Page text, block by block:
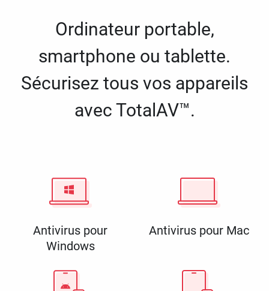
Ordinateur portable,
smartphone ou tablette.
Sécurisez tous vos appareils
avec TotalAV™.
Antivirus pour
Windows
Antivirus pour Mac